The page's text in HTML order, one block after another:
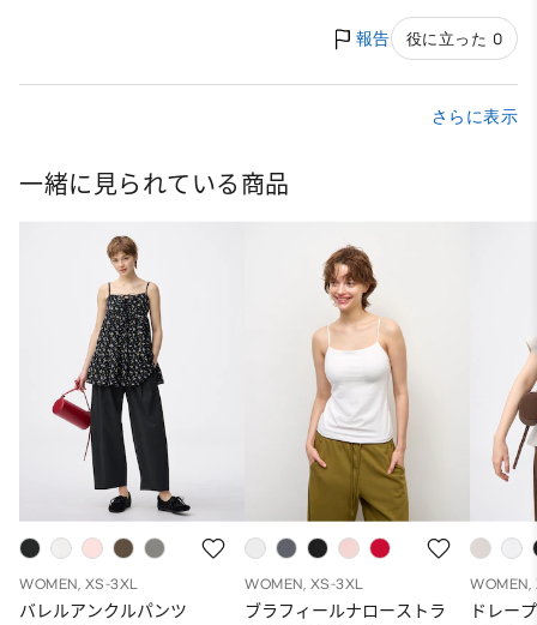
報告 役に立った 0
さらに表示
一緒に見られている商品
WOMEN, XS-3XL
バレルアンクルパンツ
WOMEN, XS-3XL
ブラフィールナローストラ
WOMEN,
ドレー